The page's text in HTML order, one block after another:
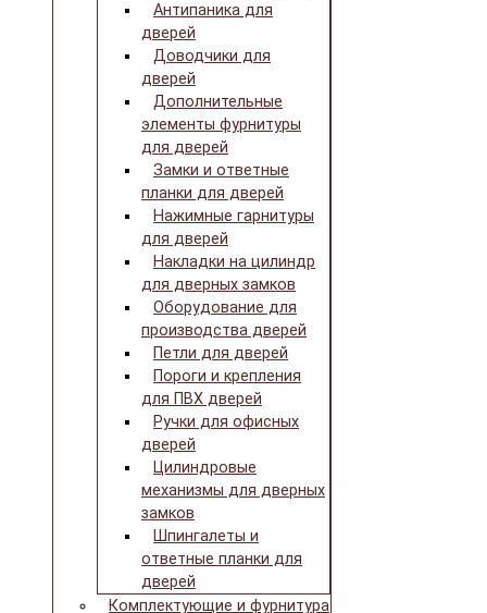
Антипаника для
дверей
Доводчики для
дверей
Дополнительные
элементы фурнитуры
для дверей
Замки и ответные
планки для дверей
Нажимные гарнитуры
для дверей
Накладки на цилиндр
для дверных замков
Оборудование для
производства дверей
Петли для дверей
Пороги и крепления
для ПВХ дверей
Ручки для офисных
дверей
Цилиндровые
механизмы для дверных
замков
Шпингалеты и
ответные планки для
дверей
Комплектующие и фурнитура